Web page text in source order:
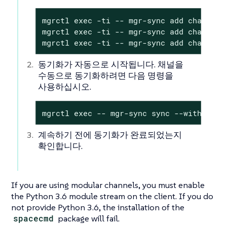
mgrctl exec -ti -- mgr-sync add channel
mgrctl exec -ti -- mgr-sync add channel
mgrctl exec -ti -- mgr-sync add channel
동기화가 자동으로 시작됩니다. 채널을
수동으로 동기화하려면 다음 명령을
사용하십시오.
mgrctl exec -- mgr-sync sync --with-
계속하기 전에 동기화가 완료되었는지
확인합니다.
If you are using modular channels, you must enable
the Python 3.6 module stream on the client. If you do
not provide Python 3.6, the installation of the
spacecmd package will fail.